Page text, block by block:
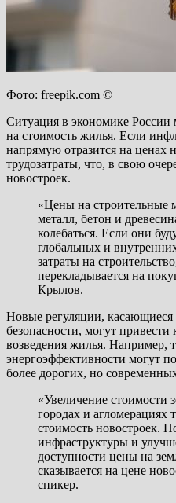
Фото: freepik.com ©
Ситуация в экономике России
на стоимость жилья. Если
напрямую отразится на ценах
трудозатраты, что, в свою
новостроек.
«Цены на строительные
металл, бетон и
колебаться. Если они
глобальных и
затраты на
перекладывается на
Крылов.
Новые регуляции, касающиеся
безопасности, могут
возведения жилья. Например,
энергоэффективности могут
более дорогих, но
«Увеличение стоимости
городах и агломерациях
стоимость новостроек.
инфраструктуры и
доступности цены на
сказывается на цене
спикер.